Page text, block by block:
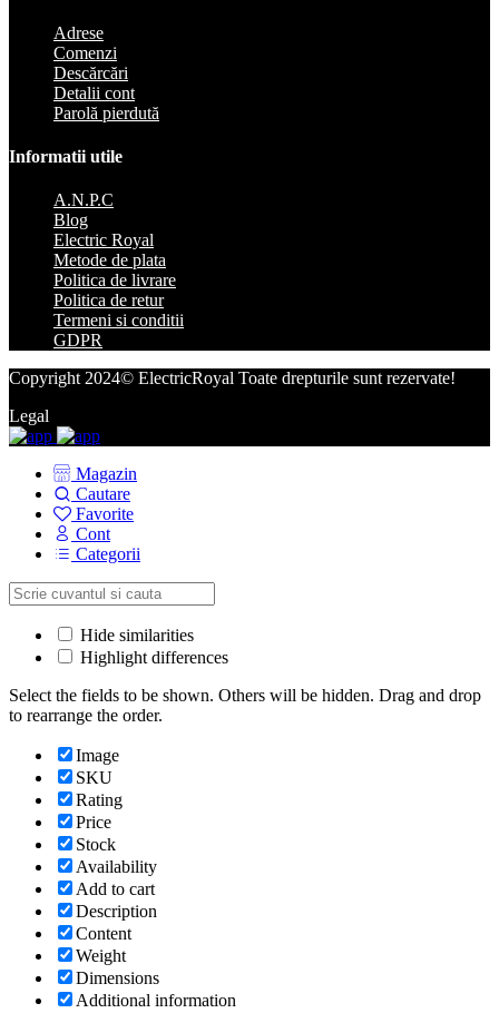
Adrese
Comenzi
Descărcări
Detalii cont
Parolă pierdută
Informatii utile
A.N.P.C
Blog
Electric Royal
Metode de plata
Politica de livrare
Politica de retur
Termeni si conditii
GDPR
Copyright 2024© ElectricRoyal Toate drepturile sunt rezervate!
Legal
Magazin
Cautare
Favorite
Cont
Categorii
Hide similarities
Highlight differences
Select the fields to be shown. Others will be hidden. Drag and drop
to rearrange the order.
Image
SKU
Rating
Price
Stock
Availability
Add to cart
Description
Content
Weight
Dimensions
Additional information